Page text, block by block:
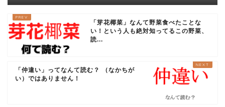
「芽花椰菜」なんて野菜食べたことな
い！という人も絶対知ってるこの野菜、
読...
「仲違い」ってなんて読む？ （なかちが
い）ではありません！